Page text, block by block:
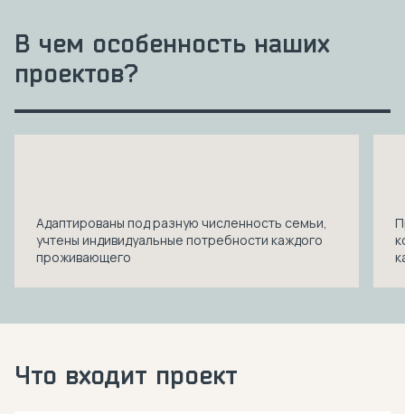
В чем особенность наших
проектов?
Адаптированы под разную численность семьи,
учтены индивидуальные потребности каждого
проживающего
Что входит проект